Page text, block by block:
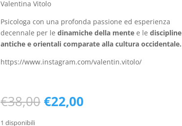
Valentina Vitolo
Psicologa con una profonda passione ed esperienza
decennale per le dinamiche della mentee le discipline
antiche e orientali comparate alla cultura occidentale.
https://www.instagram.com/valentin.vitolo/
€38,00Il
prezzo
€22,00Il
1 disponibili